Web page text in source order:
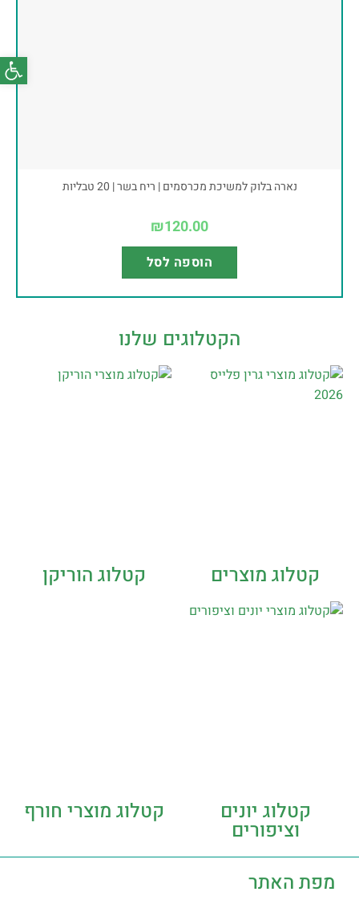
נארה בלוק למשיכת מכרסמים | ריח בשר | 20 טבליות
₪120.00
הוספה לסל
הקטלוגים שלנו
קטלוג מוצרים קטלוג הוריקן
קטלוג יונים
וציפורים
קטלוג מוצרי חורף
מפת האתר
פתח